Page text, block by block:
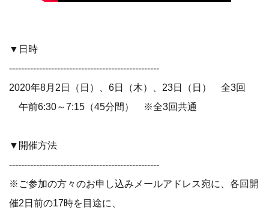
▼日時
--------------------------------------------------
2020年8月2日（日）、6日（木）、23日（日） 全3回
午前6:30～7:15（45分間） ※全3回共通
▼開催方法
--------------------------------------------------
※ご参加の方々のお申し込みメールアドレス宛に、各回開
催2日前の17時を目途に、